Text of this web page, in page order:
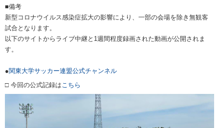
■備考
新型コロナウイルス感染症拡大の影響により、一部の会場を除き無観客
試合となります。
以下のサイトからライブ中継と1週間程度録画された動画が公開されま
す。
●関東大学サッカー連盟公式チャンネル
□ 今回の公式記録はこちら